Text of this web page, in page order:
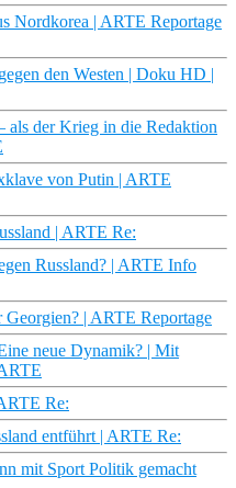
Nordkorea | ARTE Reportage
den Westen | Doku HD |
als der Krieg in die Redaktion
von Putin | ARTE
| ARTE Re:
Russland? | ARTE Info
| ARTE Reportage
neue Dynamik? | Mit
Re:
entführt | ARTE Re:
mit Sport Politik gemacht